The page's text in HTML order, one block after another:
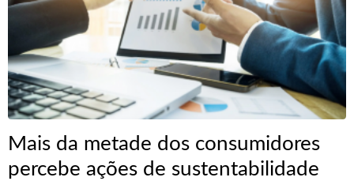
Mais da metade dos consumidores
percebe ações de sustentabilidade